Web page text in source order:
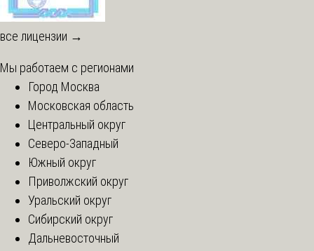
все лицензии →
Мы работаем с регионами
Город Москва
Московская область
Центральный округ
Северо-Западный
Южный округ
Приволжский округ
Уральский округ
Сибирский округ
Дальневосточный